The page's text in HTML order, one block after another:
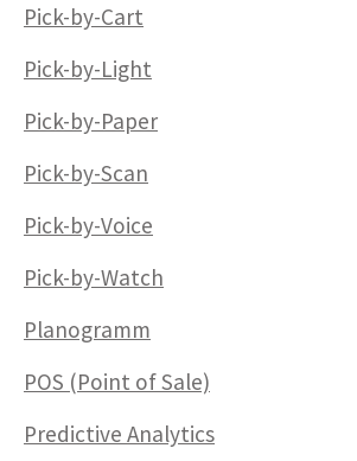
Pick-by-Cart
Pick-by-Light
Pick-by-Paper
Pick-by-Scan
Pick-by-Voice
Pick-by-Watch
Planogramm
POS (Point of Sale)
Predictive Analytics